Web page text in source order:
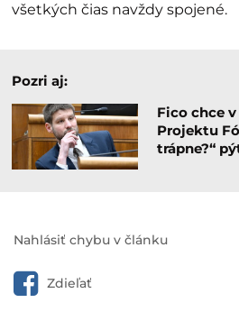
všetkých čias navždy spojené.
Pozri aj:
Fico chce
Projektu
trápne?“
Nahlásiť chybu v článku
Zdieľať